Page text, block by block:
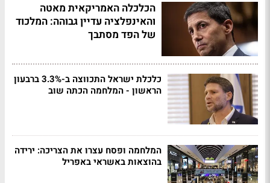
הכלכלה האמריקאית מאטה
והאינפלציה עדיין גבוהה: המלכוד
של הפד מסתבך
כלכלת ישראל התכווצה ב-3.3% ברבעון
הראשון - המלחמה הכתה שוב
המלחמה ופסח עצרו את הצריכה: ירידה
בהוצאות באשראי באפריל